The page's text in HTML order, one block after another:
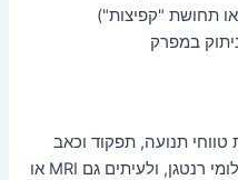
תחושת "קפיצות")
במפרק
תנועה, תפקוד וכאב
– לרוב יבוצעו צילומי רנטגן, ולעיתים גם MRI או